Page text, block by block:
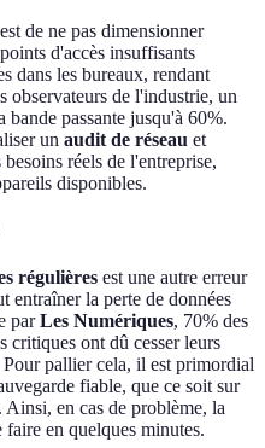
de ne pas dimensionner
d'accès insuffisants
dans les bureaux, rendant
observateurs de l'industrie, un
passante jusqu'à 60%.
un audit de réseau et
réels de l'entreprise,
disponibles.
régulières est une autre erreur
entraîner la perte de données
parLes Numériques, 70% des
critiques ont dû cesser leurs
pallier cela, il est primordial
fiable, que ce soit sur
Ainsi, en cas de problème, la
en quelques minutes.